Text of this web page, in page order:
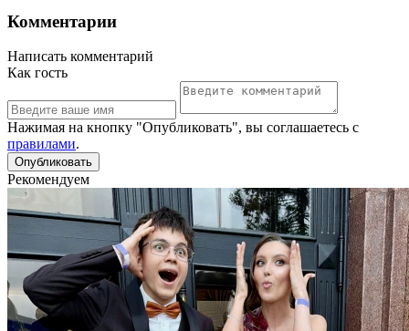
Комментарии
Написать комментарий
Как гость
Нажимая на кнопку "Опубликовать", вы соглашаетесь с
правилами.
Рекомендуем